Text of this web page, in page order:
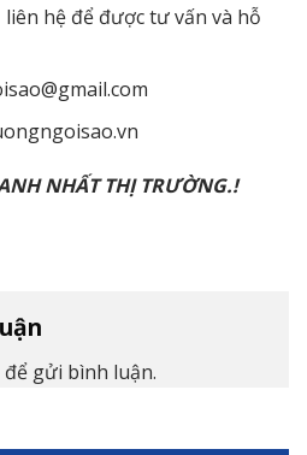
liên hệ để được tư vấn và hỗ
NHẤT THỊ TRƯỜNG.!
để gửi bình luận.